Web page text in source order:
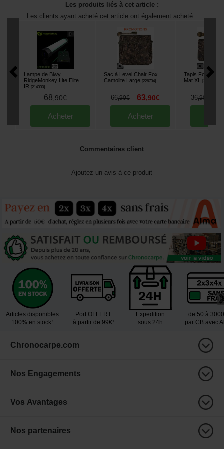
Les produits liés à cet article :
Les clients ayant acheté cet article ont également acheté :
Lampe de Biwy
RidgeMonkey Lite Elite
IR
[214330]
68 90€
Acheter
Sac à Level Chair Fox
Camolite Large [226734]
66,90€ 63,90€
Acheter
Tapis Fox
Mat XL
[221853
36,90
Commentaires client
Ajoutez un avis à ce produit
Articles disponibles
100% en stock³
Port OFFERT
à partir de 99€¹
Expedition
sous 24h
de 50 à
par CB avec
Chronocarpe.com
Nos Engagements
Vos Avantages
Nos partenaires